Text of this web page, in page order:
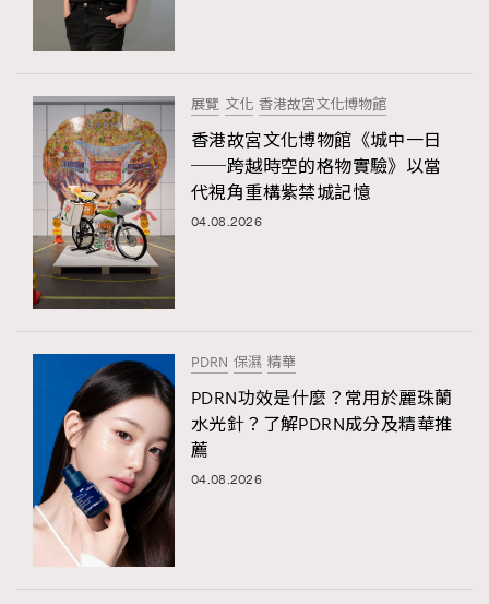
展覽 文化 香港故宮文化博物館
香港故宮文化博物館《城中一日
──跨越時空的格物實驗》以當
代視角重構紫禁城記憶
04.08.2026
PDRN 保濕 精華
PDRN功效是什麼？常用於麗珠蘭
水光針？了解PDRN成分及精華推
薦
04.08.2026